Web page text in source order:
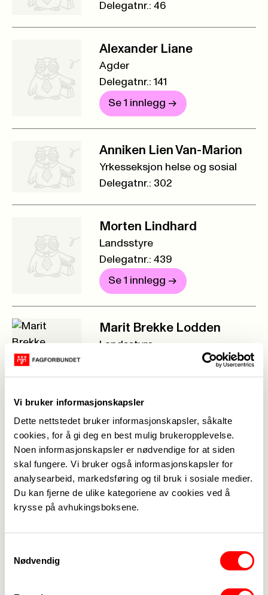
Vi bruker informasjonskapsler
Dette nettstedet bruker informasjonskapsler, såkalte
cookies, for å gi deg en best mulig brukeropplevelse.
Noen informasjonskapsler er nødvendige for at siden
skal fungere. Vi bruker også informasjonskapsler for
analysearbeid, markedsføring og til bruk i sosiale medier.
Du kan fjerne de ulike kategoriene av cookies ved å
krysse på avhukingsboksene.
Nødvendig
Delegatnr.: 46
Alexander Liane
Agder
Delegatnr.: 141
Se 1 innlegg ->
Anniken Lien Van-Marion
Yrkesseksjon helse og sosial
Delegatnr.: 302
Morten Lindhard
Landsstyre
Delegatnr.: 439
Se 1 innlegg ->
Marit Brekke Lodden
Landsstyre
Martin Lommerud
Innlandet
Delegatnr.: 88
Se 1 innlegg
->
Anita Lorentzen